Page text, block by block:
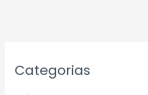
Categorias
r